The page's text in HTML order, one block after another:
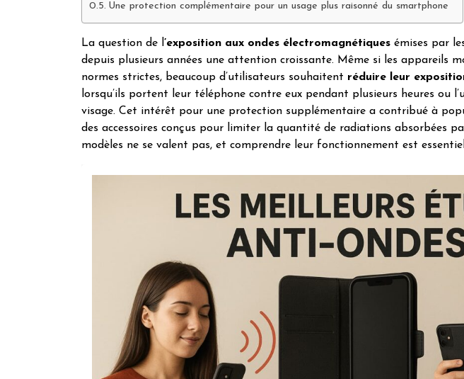
Une protection complémentaire pour un usage plus raisonné du smartphone
La question de l ’exposition aux ondes électromagnétiques émises par
depuis plusieurs années une attention croissante. Même si les appareils
normes strictes, beaucoup d’utilisateurs souhaitent réduire leur
lorsqu’ils portent leur téléphone contre eux pendant plusieurs heures ou
visage. Cet intérêt pour une protection supplémentaire a contribué à
des accessoires conçus pour limiter la quantité de radiations absorbées
modèles ne se valent pas, et comprendre leur fonctionnement est